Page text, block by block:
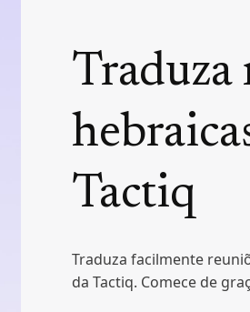
Traduza
Tactiq
Traduza facilmente
da Tactiq. Comece de